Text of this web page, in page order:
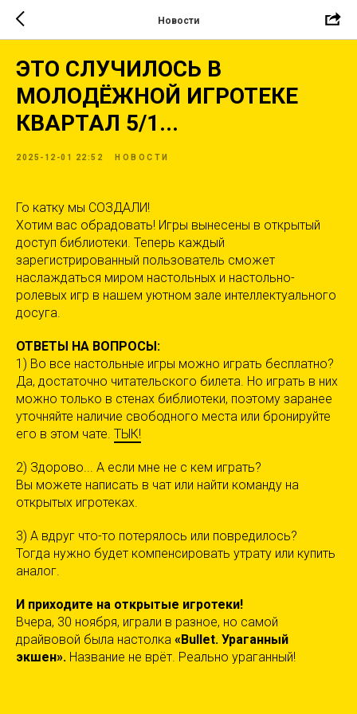
Новости
ЭТО СЛУЧИЛОСЬ В
МОЛОДЁЖНОЙ ИГРОТЕКЕ
КВАРТАЛ 5/1...
2025-12-01 22:52 НОВОСТИ
Го катку мы СОЗДАЛИ!
Хотим вас обрадовать! Игры вынесены в открытый
доступ библиотеки. Теперь каждый
зарегистрированный пользователь сможет
наслаждаться миром настольных и настольно-
ролевых игр в нашем уютном зале интеллектуального
досуга.
ОТВЕТЫ НА ВОПРОСЫ:
1) Во все настольные игры можно играть бесплатно?
Да, достаточно читательского билета. Но играть в них
можно только в стенах библиотеки, поэтому заранее
уточняйте наличие свободного места или бронируйте
его в этом чате. ТЫК!
2) Здорово... А если мне не с кем играть?
Вы можете написать в чат или найти команду на
открытых игротеках.
3) А вдруг что-то потерялось или повредилось?
Тогда нужно будет компенсировать утрату или купить
аналог.
И приходите на открытые игротеки!
Вчера, 30 ноября, играли в разное, но самой
драйвовой была настолка «Bullet. Ураганный
экшен». Название не врёт. Реально ураганный!